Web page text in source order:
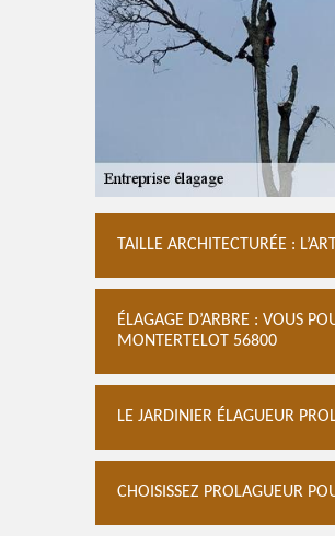
TAILLE ARCHITECTURÉE :
ÉLAGAGE D’ARBRE : VOUS
MONTERTELOT 56800
LE JARDINIER ÉLAGUEUR
CHOISISSEZ PROLAGUEUR